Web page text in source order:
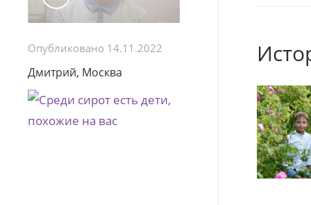
Опубликовано 14.11.2022
Дмитрий, Москва